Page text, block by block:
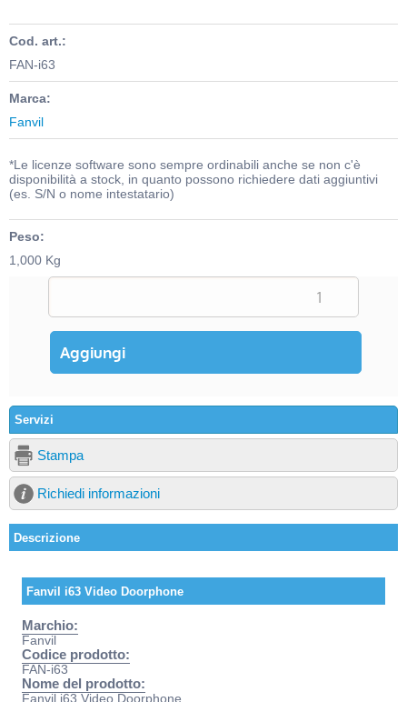
Cod. art.:
FAN-i63
Marca:
Fanvil
*Le licenze software sono sempre ordinabili anche se non c'è
disponibilità a stock, in quanto possono richiedere dati aggiuntivi
(es. S/N o nome intestatario)
Peso:
1,000 Kg
Servizi
Stampa
Richiedi informazioni
Descrizione
Fanvil i63 Video Doorphone
Marchio:
Fanvil
Codice prodotto:
FAN-i63
Nome del prodotto:
Fanvil i63 Video Doorphone